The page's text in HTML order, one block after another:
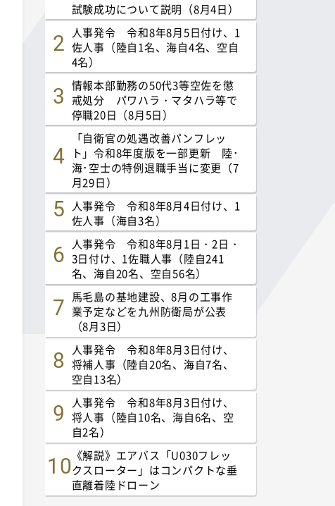
試験成功について説明（8月4日）
人事発令 令和8年8月5日付け、1
佐人事（陸自1名、海自4名、空自
4名）
情報本部勤務の50代3等空佐を懲
戒処分 パワハラ・マタハラ等で
停職20日（8月5日）
「自衛官の処遇改善パンフレッ
ト」令和8年度版を一部更新 陸･
海･空士の特例退職手当に変更（7
月29日）
人事発令 令和8年8月4日付け、1
佐人事（海自3名）
人事発令 令和8年8月1日・2日・
3日付け、1佐職人事（陸自241
名、海自20名、空自56名）
馬毛島の基地建設、8月の工事作
業予定などを九州防衛局が公表
（8月3日）
人事発令 令和8年8月3日付け、
将補人事（陸自20名、海自7名、
空自13名）
人事発令 令和8年8月3日付け、
将人事（陸自10名、海自6名、空
自2名）
《解説》エアバス「U030フレッ
クスローター」はコンパクトな垂
直離着陸ドローン